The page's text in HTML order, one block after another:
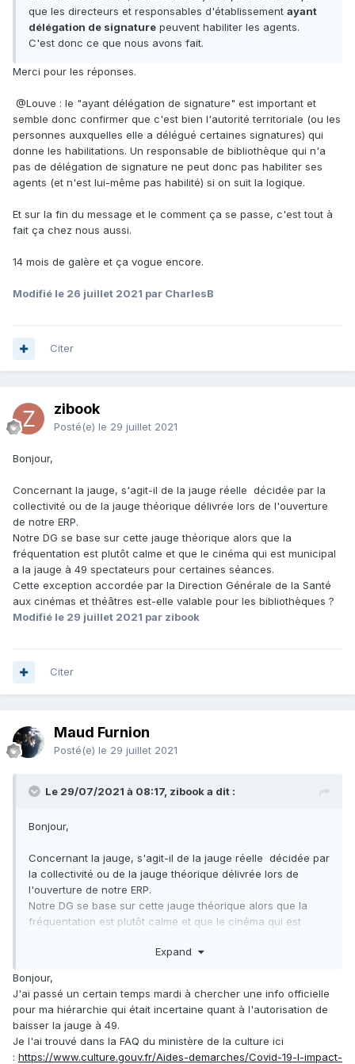
que les directeurs et responsables d'établissement ayant
délégation de signature peuvent habiliter les agents.
C'est donc ce que nous avons fait.
Merci pour les réponses.
@Louve : le "ayant délégation de signature" est important et
semble donc confirmer que c'est bien l'autorité territoriale (ou les
personnes auxquelles elle a délégué certaines signatures) qui
donne les habilitations. Un responsable de bibliothèque qui n'a
pas de délégation de signature ne peut donc pas habiliter ses
agents (et n'est lui-même pas habilité) si on suit la logique.
Et sur la fin du message et le comment ça se passe, c'est tout à
fait ça chez nous aussi.
14 mois de galère et ça vogue encore.
Modifié le 26 juillet 2021 par CharlesB
Citer
zibook
Posté(e) le 29 juillet 2021
Bonjour,
Concernant la jauge, s'agit-il de la jauge réelle décidée par la
collectivité ou de la jauge théorique délivrée lors de l'ouverture
de notre ERP.
Notre DG se base sur cette jauge théorique alors que la
fréquentation est plutôt calme et que le cinéma qui est municipal
a la jauge à 49 spectateurs pour certaines séances.
Cette exception accordée par la Direction Générale de la Santé
aux cinémas et théâtres est-elle valable pour les bibliothèques ?
Modifié le 29 juillet 2021 par zibook
Citer
Maud Furnion
Posté(e) le 29 juillet 2021
Le 29/07/2021 à 08:17, zibook a dit :
Bonjour,
Concernant la jauge, s'agit-il de la jauge réelle décidée par
la collectivité ou de la jauge théorique délivrée lors de
l'ouverture de notre ERP.
Notre DG se base sur cette jauge théorique alors que la
fréquentation est plutôt calme et que le cinéma qui est
Santé aux cinémas et théâtres est-elle valable pour les
bibliothèques ?
Expand
Bonjour,
J'ai passé un certain temps mardi à chercher une info officielle
pour ma hiérarchie qui était incertaine quant à l'autorisation de
baisser la jauge à 49.
Je l'ai trouvé dans la FAQ du ministère de la culture ici
: https://www.culture.gouv.fr/Aides-demarches/Covid-19-l-impact-